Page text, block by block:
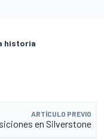
historia
ARTÍCULO PREVIO
en Silverstone